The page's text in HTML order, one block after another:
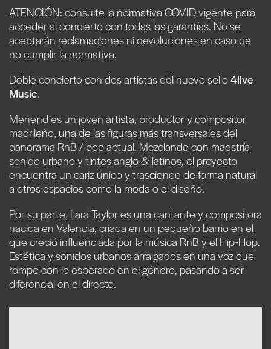
ATENCIÓN: consulte la normativa COVID vigente para
acceder al concierto con todas las garantías. No se
aceptarán reclamaciones ni devoluciones en caso de
no cumplir la normativa.
Doble concierto con dos artistas del nuevo sello4live
Music.
Menend es un joven artista, productor y compositor
madrileño, una de las figuras más transversales del
panorama RnB / pop actual. Mezclando con maestría
sonido urbano y tintes anglo & latinos, el proyecto
encuentra un cariz único y trasciende de forma natural
a otros espacios como la moda o el diseño.
Por su parte, Lara Taylor es una cantante y compositora
nacida en Valencia, criada en un pequeño barrio en el
que creció influenciada por la música RnB y el Hip-Hop.
Estética y sonidos urbanos arraigados en una voz que
rompe con lo esperado en el género, pasando a ser
diferencial en el directo.